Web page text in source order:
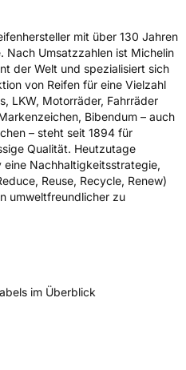
mit über 130 Jahren
Nach Umsatzzahlen ist Michelin
der Welt und spezialisiert sich
von Reifen für eine Vielzahl
LKW, Motorräder, Fahrräder
Bibendum – auch
– steht seit 1894 für
Qualität. Heutzutage
Nachhaltigkeitsstrategie,
Reuse, Recycle, Renew)
umweltfreundlicher zu
im Überblick